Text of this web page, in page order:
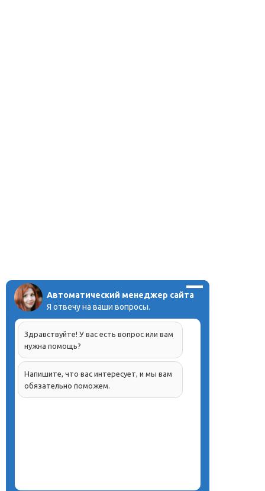
Автоматический менеджер сайта
Я отвечу на ваши вопросы.
Здравствуйте! У вас есть вопрос или вам
нужна помощь?
Напишите, что вас интересует, и мы вам
обязательно поможем.